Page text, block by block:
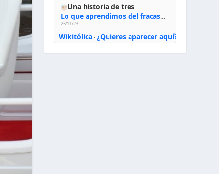
Una historia de tres
Lo que aprendimos del fracaso al emprender
25/11/23
Wikitólica· ¿Quieres aparecer aquí?